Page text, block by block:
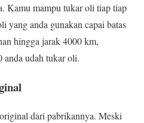
Kamu mampu tukar oli tiap tiap
yang anda gunakan capai batas
hingga jarak 4000 km,
anda udah tukar oli.
dari pabrikannya. Meski